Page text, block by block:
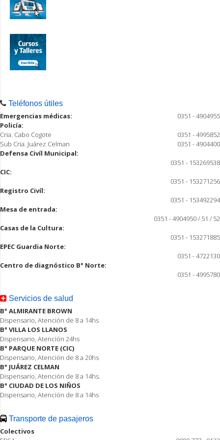
Teléfonos útiles
Emergencias médicas:
0351 - 4904955
Policía:
Cria. Cabo Cogote
0351 - 4995852
Sub Cria. Juárez Celman
0351 - 4904400
Defensa Civíl Municipal:
0351 - 153269538
CIC:
0351 - 153271256
Registro Civíl:
0351 - 153492294
Mesa de entrada:
0351 - 4904950 / 51 / 52
Casas de la Cultura:
0351 - 153271885
EPEC Guardia Norte:
0351 - 4722130
Centro de diagnóstico B° Norte:
0351 - 4995780
Servicios de salud
B° ALMIRANTE BROWN
Dispensario, Atención de 8 a 14hs
B° VILLA LOS LLANOS
Dispensario, Atención 24hs
B° PARQUE NORTE (CIC)
Dispensario, Atención de 8 a 20hs
B° JUÁREZ CELMAN
Dispensario, Atención de 8 a 14hs.
B° CIUDAD DE LOS NIÑOS
Dispensario, Atención de 8 a 14hs
Transporte de pasajeros
Colectivos